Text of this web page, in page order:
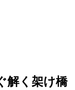
解く架け橋